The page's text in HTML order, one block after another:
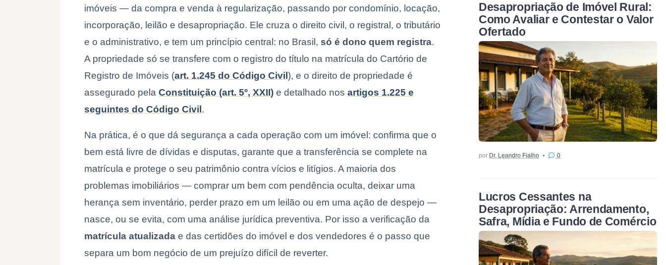
imóveis — da compra e venda à regularização, passando por condomínio, locação,
incorporação, leilão e desapropriação. Ele cruza o direito civil, o registral, o tributário
e o administrativo, e tem um princípio central: no Brasil, só é dono quem registra.
A propriedade só se transfere com o registro do título na matrícula do Cartório de
Registro de Imóveis (art. 1.245 do Código Civil ), e o direito de propriedade é
assegurado pela Constituição (art. 5º, XXII) e detalhado nos artigos 1.225 e
seguintes do Código Civil .
Na prática, é o que dá segurança a cada operação com um imóvel: confirma que o
bem está livre de dívidas e disputas, garante que a transferência se complete na
matrícula e protege o seu patrimônio contra vícios e litígios. A maioria dos
problemas imobiliários — comprar um bem com pendência oculta, deixar uma
herança sem inventário, perder prazo em um leilão ou em uma ação de despejo —
nasce, ou se evita, com uma análise jurídica preventiva. Por isso a verificação da
matrícula atualizada e das certidões do imóvel e dos vendedores é o passo que
separa um bom negócio de um prejuízo difícil de reverter.
Desapropriação de Imóvel Rural:
Como Avaliar e Contestar o Valor
Ofertado
por Dr. Leandro Fialho 0
Lucros Cessantes na
Desapropriação: Arrendamento,
Safra, Mídia e Fundo de Comércio